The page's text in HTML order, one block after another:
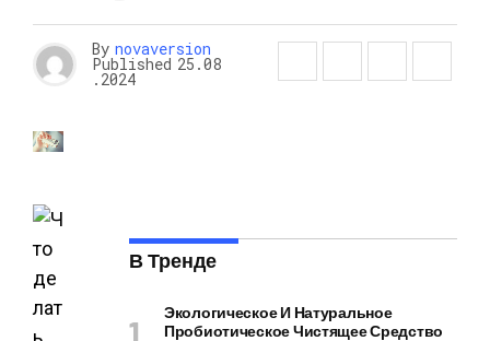
By novaversion
Published 25.08
.2024
В Тренде
Экологическое И Натуральное
Пробиотическое Чистящее Средство